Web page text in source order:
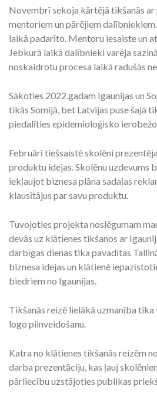
Novembrī sekoja kārtējā tikšanās
mentoriem un pārējiem
laikā padarīto. Mentoru iesaiste un
Jebkurā laikā dalībnieki varēja
noskaidrotu procesa laikā radušās
Sākoties 2022.gadam Igaunijas un
tikās Somijā, bet Latvijas puse šajā
piedalīties epidemioloģisko
Februārī tiešsaistē skolēni
produktu idejas. Skolēnu uzdevums
iekļaujot biznesa plāna sadaļas
klausītājus par savu produktu.
Tuvojoties projekta noslēgumam
devās uz klātienes tikšanos ar
darbīgas dienas tika pavadītas
biznesa idejas un klātienē
biedriem no Igaunijas.
Tikšanās reizē lielākā uzmanība tika
logo pilnveidošanu.
Katra no klātienes tikšanās reizēm
darba prezentāciju, kas ļauj
pārliecību uzstājoties publikas